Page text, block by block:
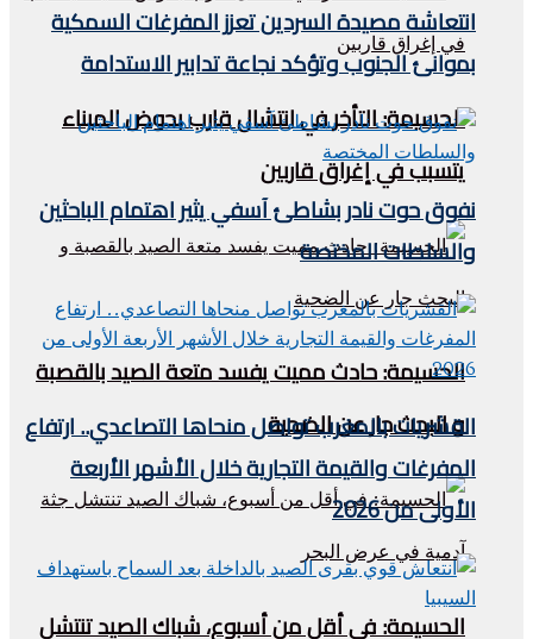
الحسيمة: التأخر في انتشال قارب بحوض الميناء
يتسبب في إغراق قاربين
الحسيمة: حادث مميت يفسد متعة الصيد بالقصبة
و البحث جار عن الضحية
الحسيمة: في أقل من أسبوع، شباك الصيد تنتشل
انتعاشة مصيدة السردين تعزز المفرغات السمكية
بموانئ الجنوب وتؤكد نجاعة تدابير الاستدامة
نفوق حوت نادر بشاطئ آسفي يثير اهتمام الباحثين
والسلطات المختصة
القشريات بالمغرب تواصل منحاها التصاعدي.. ارتفاع
المفرغات والقيمة التجارية خلال الأشهر الأربعة
الأولى من 2026